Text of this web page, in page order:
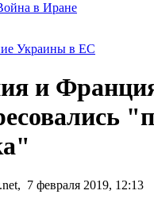
в Иране
Украины в ЕС
и
7 февраля 2019, 12:13